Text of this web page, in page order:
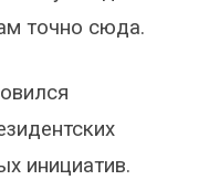
точно сюда.
инициатив.